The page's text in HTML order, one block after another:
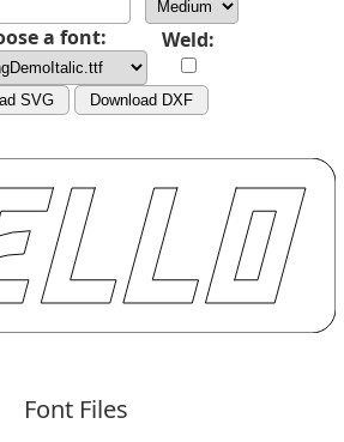
a font: Weld:
SVG Download DXF
Font Files